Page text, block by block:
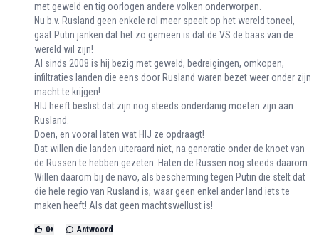
met geweld en tig oorlogen andere volken onderworpen.
Nu b.v. Rusland geen enkele rol meer speelt op het wereld toneel,
gaat Putin janken dat het zo gemeen is dat de VS de baas van de
wereld wil zijn!
Al sinds 2008 is hij bezig met geweld, bedreigingen, omkopen,
infiltraties landen die eens door Rusland waren bezet weer onder zijn
macht te krijgen!
HIJ heeft beslist dat zijn nog steeds onderdanig moeten zijn aan
Rusland.
Doen, en vooral laten wat HIJ ze opdraagt!
Dat willen die landen uiteraard niet, na generatie onder de knoet van
de Russen te hebben gezeten. Haten de Russen nog steeds daarom.
Willen daarom bij de navo, als bescherming tegen Putin die stelt dat
die hele regio van Rusland is, waar geen enkel ander land iets te
maken heeft! Als dat geen machtswellust is!
0+ Antwoord